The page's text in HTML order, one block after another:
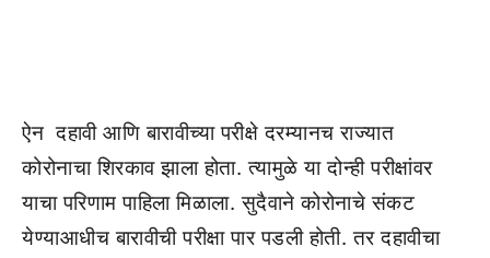
ऐन दहावी आणि बारावीच्या परीक्षे दरम्यानच राज्यात
कोरोनाचा शिरकाव झाला होता. त्यामुळे या दोन्ही परीक्षांवर
याचा परिणाम पाहिला मिळाला. सुदैवाने कोरोनाचे संकट
येण्याआधीच बारावीची परीक्षा पार पडली होती. तर दहावीचा